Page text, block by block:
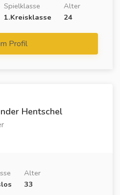
Spielklasse
1.Kreisklasse
Alter
24
Profil
Hentschel
Alter
33